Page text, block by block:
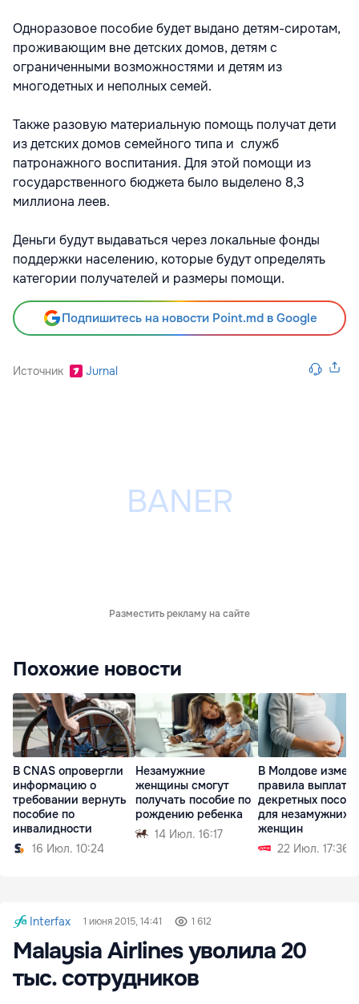
Одноразовое пособие будет выдано детям-сиротам,
проживающим вне детских домов, детям с
ограниченными возможностями и детям из
многодетных и неполных семей.
Также разовую материальную помощь получат дети
из детских домов семейного типа и служб
патронажного воспитания. Для этой помощи из
государственного бюджета было выделено 8,3
миллиона леев.
Деньги будут выдаваться через локальные фонды
поддержки населению, которые будут определять
категории получателей и размеры помощи.
Подпишитесь на новости Point.md в Google
Источник Jurnal
Разместить рекламу на сайте
Похожие новости
В CNAS опровергли
информацию о
требовании вернуть
пособие по
инвалидности
16 Июл. 10:24
Незамужние
женщины смогут
получать пособие по
рождению ребенка
14 Июл. 16:17
В Молдове
правила выплаты
декретных
для незамужних
женщин
22 Июл. 17:36
Interfax 1 июня 2015, 14:41 1 612
Malaysia Airlines уволила 20
тыс. сотрудников